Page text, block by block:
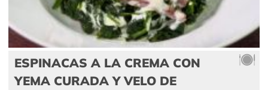
ESPINACAS A LA CREMA CON
YEMA CURADA Y VELO DE